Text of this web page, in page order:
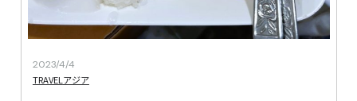
2023/4/4
TRAVEL アジア